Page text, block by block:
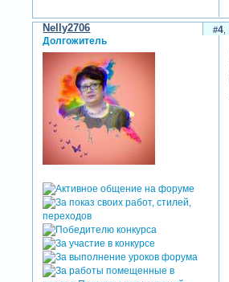
4
Nelly2706
Долгожитель